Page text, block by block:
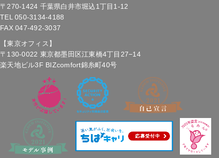
〒270-1424 千葉県白井市堀込1丁目1-12
TEL 050-3134-4188
FAX 047-492-3037
【東京オフィス】
〒130-0022 東京都墨田区江東橋4丁目27−14
楽天地ビル3F BIZcomfort錦糸町40号